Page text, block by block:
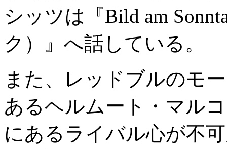
シッツは『Bild am
ク）』へ話している。
また、レッドブルのモ
あるヘルムート・マル
にあるライバル心が不